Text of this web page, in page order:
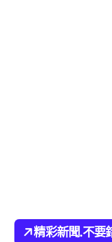
精彩新聞.不要